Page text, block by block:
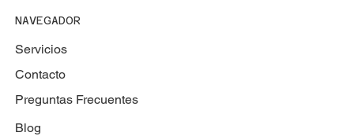
NAVEGADOR
Servicios
Contacto
Preguntas Frecuentes
Blog